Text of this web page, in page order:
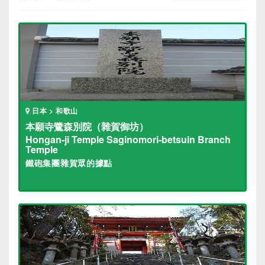
日本 > 和歌山
本願寺鷺森別院（雜賀御坊）
Hongan-ji Temple Saginomori-betsuin Branch
Temple
鐵砲集團雜賀眾的據點